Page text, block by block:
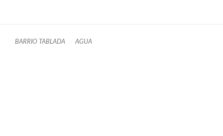
BARRIO TABLADA AGUA